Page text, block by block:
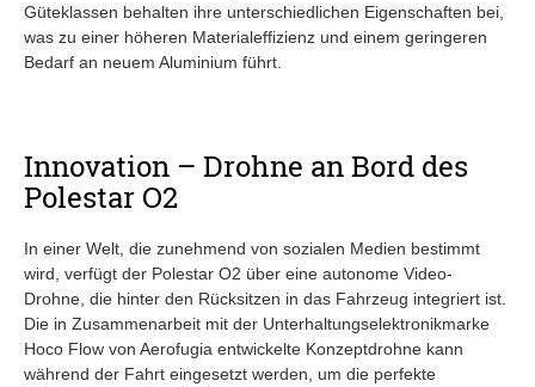
Güteklassen behalten ihre unterschiedlichen Eigenschaften bei,
was zu einer höheren Materialeffizienz und einem geringeren
Bedarf an neuem Aluminium führt.
Innovation – Drohne an Bord des
Polestar O2
In einer Welt, die zunehmend von sozialen Medien bestimmt
wird, verfügt der Polestar O2 über eine autonome Video-
Drohne, die hinter den Rücksitzen in das Fahrzeug integriert ist.
Die in Zusammenarbeit mit der Unterhaltungselektronikmarke
Hoco Flow von Aerofugia entwickelte Konzeptdrohne kann
während der Fahrt eingesetzt werden, um die perfekte